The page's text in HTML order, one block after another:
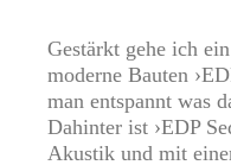
Gestärkt gehe ich
moderne Bauten
man entspannt was
Dahinter ist ›EDP
Akustik und mit